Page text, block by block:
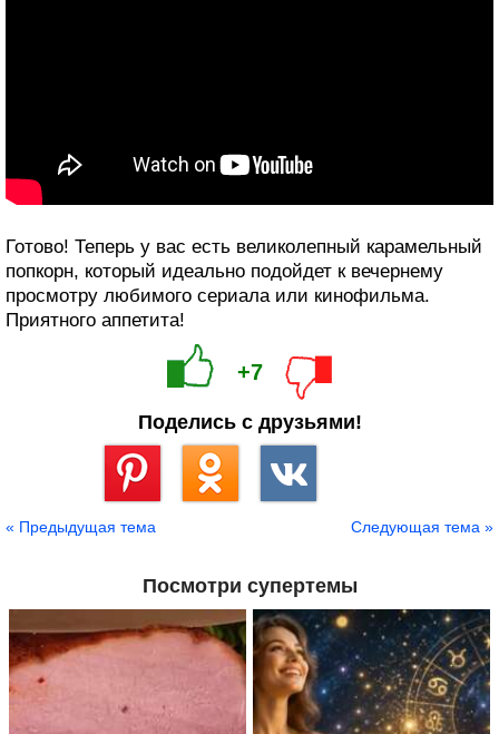
Готово! Теперь у вас есть великолепный карамельный
попкорн, который идеально подойдет к вечернему
просмотру любимого сериала или кинофильма.
Приятного аппетита!
+7
Поделись с друзьями!
« Предыдущая тема Следующая тема »
Посмотри супертемы